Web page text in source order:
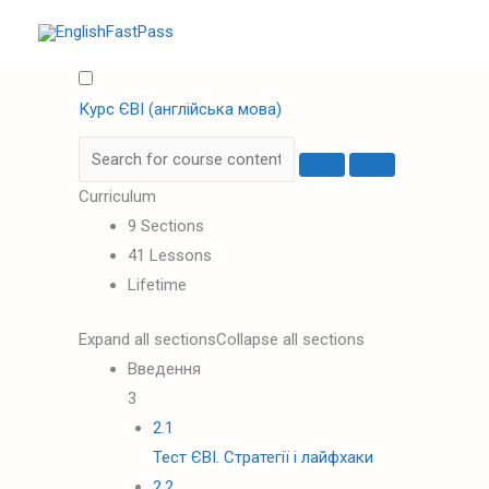
Курс ЄВІ (англійська мова)
Curriculum
9 Sections
41 Lessons
Lifetime
Expand all sectionsCollapse all sections
Введення
3
2.1
Тест ЄВІ. Стратегії і лайфхаки